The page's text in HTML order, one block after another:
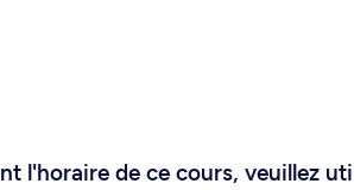
l'horaire de ce cours, veuillez